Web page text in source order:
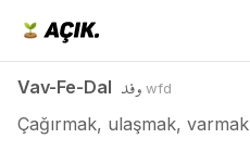
Vav-Fe-Dal وفد wfd
Çağırmak, ulaşmak, varmak